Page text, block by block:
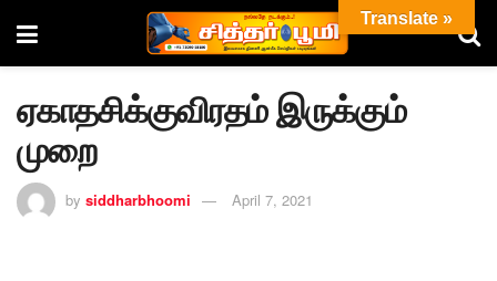
ஏகாதசிக்குவிரதம் இருக்கும்
முறை
by siddharbhoomi April 7, 2021
Translate »